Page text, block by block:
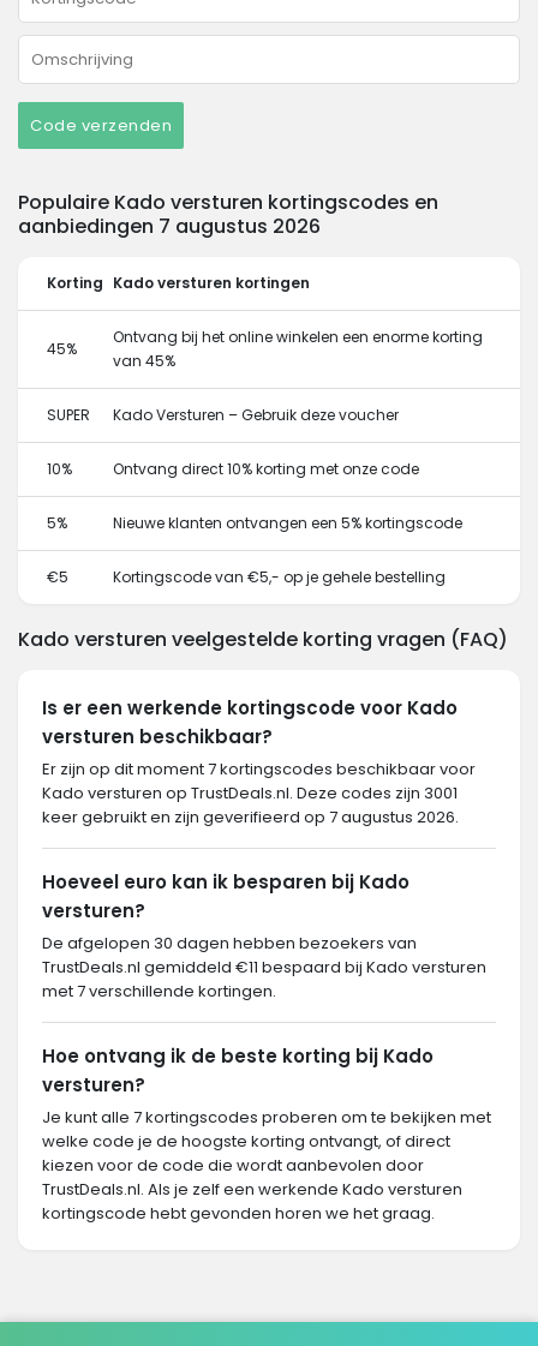
Code verzenden
Populaire Kado versturen kortingscodes en
aanbiedingen 7 augustus 2026
Korting Kado versturen kortingen
45%
Ontvang bij het online winkelen een enorme korting
van 45%
SUPER Kado Versturen – Gebruik deze voucher
10% Ontvang direct 10% korting met onze code
5% Nieuwe klanten ontvangen een 5% kortingscode
€5 Kortingscode van €5,- op je gehele bestelling
Kado versturen veelgestelde korting vragen (FAQ)
Is er een werkende kortingscode voor Kado
versturen beschikbaar?
Er zijn op dit moment 7 kortingscodes beschikbaar voor
Kado versturen op TrustDeals.nl. Deze codes zijn 3001
keer gebruikt en zijn geverifieerd op 7 augustus 2026.
Hoeveel euro kan ik besparen bij Kado
versturen?
De afgelopen 30 dagen hebben bezoekers van
TrustDeals.nl gemiddeld €11 bespaard bij Kado versturen
met 7 verschillende kortingen.
Hoe ontvang ik de beste korting bij Kado
versturen?
Je kunt alle 7 kortingscodes proberen om te bekijken met
welke code je de hoogste korting ontvangt, of direct
kiezen voor de code die wordt aanbevolen door
TrustDeals.nl. Als je zelf een werkende Kado versturen
kortingscode hebt gevonden horen we het graag.